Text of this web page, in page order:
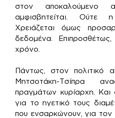
στον αποκαλούμενο
αμφισβητείται. Ούτε
Χρειάζεται όμως
δεδομένα.
χρόνο.
Πάντως, στον πολιτικό
Μητσοτάκη-Τσίπρα
πραγμάτων κυρίαρχη. Και
για το ηγετικό τους
που ενσαρκώνουν, για τον